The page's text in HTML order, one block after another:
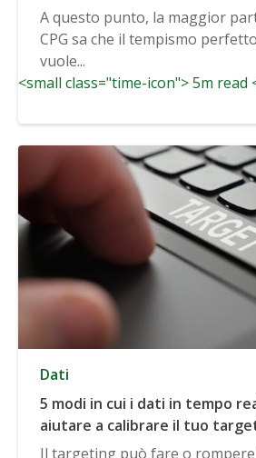
A questo punto, la maggior
CPG sa che il tempismo
vuole...
<small class="time-icon"> 5m read
Dati
5 modi in cui i dati in tempo
aiutare a calibrare il tuo
Il targeting può fare o